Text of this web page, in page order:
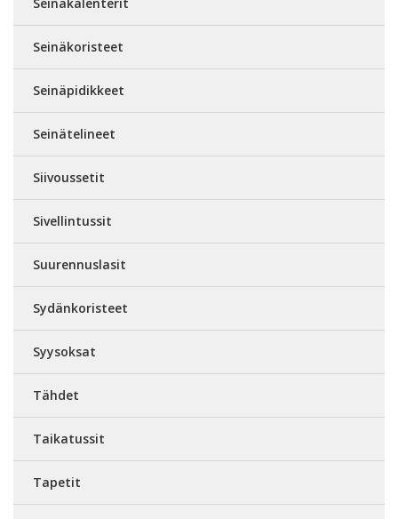
Seinäkoristeet
Seinäpidikkeet
Seinätelineet
Siivoussetit
Sivellintussit
Suurennuslasit
Sydänkoristeet
Syysoksat
Tähdet
Taikatussit
Tapetit